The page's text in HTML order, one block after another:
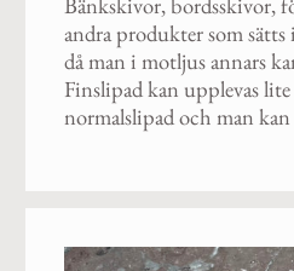
andra produkter som
då man i motljus annars
Finslipad kan upplevas
normalslipad och man